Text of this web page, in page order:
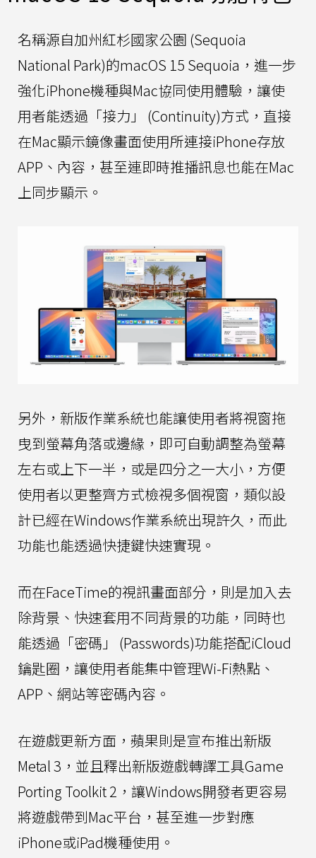
名稱源自加州紅杉國家公園 (Sequoia
National Park)的macOS 15 Sequoia，進一步
強化iPhone機種與Mac協同使用體驗，讓使
用者能透過「接力」 (Continuity)方式，直接
在Mac顯示鏡像畫面使用所連接iPhone存放
APP、內容，甚至連即時推播訊息也能在Mac
上同步顯示。
另外，新版作業系統也能讓使用者將視窗拖
曳到螢幕角落或邊緣，即可自動調整為螢幕
左右或上下一半，或是四分之一大小，方便
使用者以更整齊方式檢視多個視窗，類似設
計已經在Windows作業系統出現許久，而此
功能也能透過快捷鍵快速實現。
而在FaceTime的視訊畫面部分，則是加入去
除背景、快速套用不同背景的功能，同時也
能透過「密碼」 (Passwords)功能搭配iCloud
鑰匙圈，讓使用者能集中管理Wi-Fi熱點、
APP、網站等密碼內容。
在遊戲更新方面，蘋果則是宣布推出新版
Metal 3，並且釋出新版遊戲轉譯工具Game
Porting Toolkit 2，讓Windows開發者更容易
將遊戲帶到Mac平台，甚至進一步對應
iPhone或iPad機種使用。